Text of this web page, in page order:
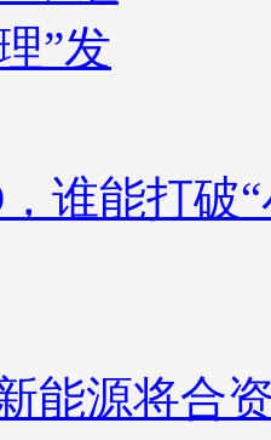
谁能打破
能源将合